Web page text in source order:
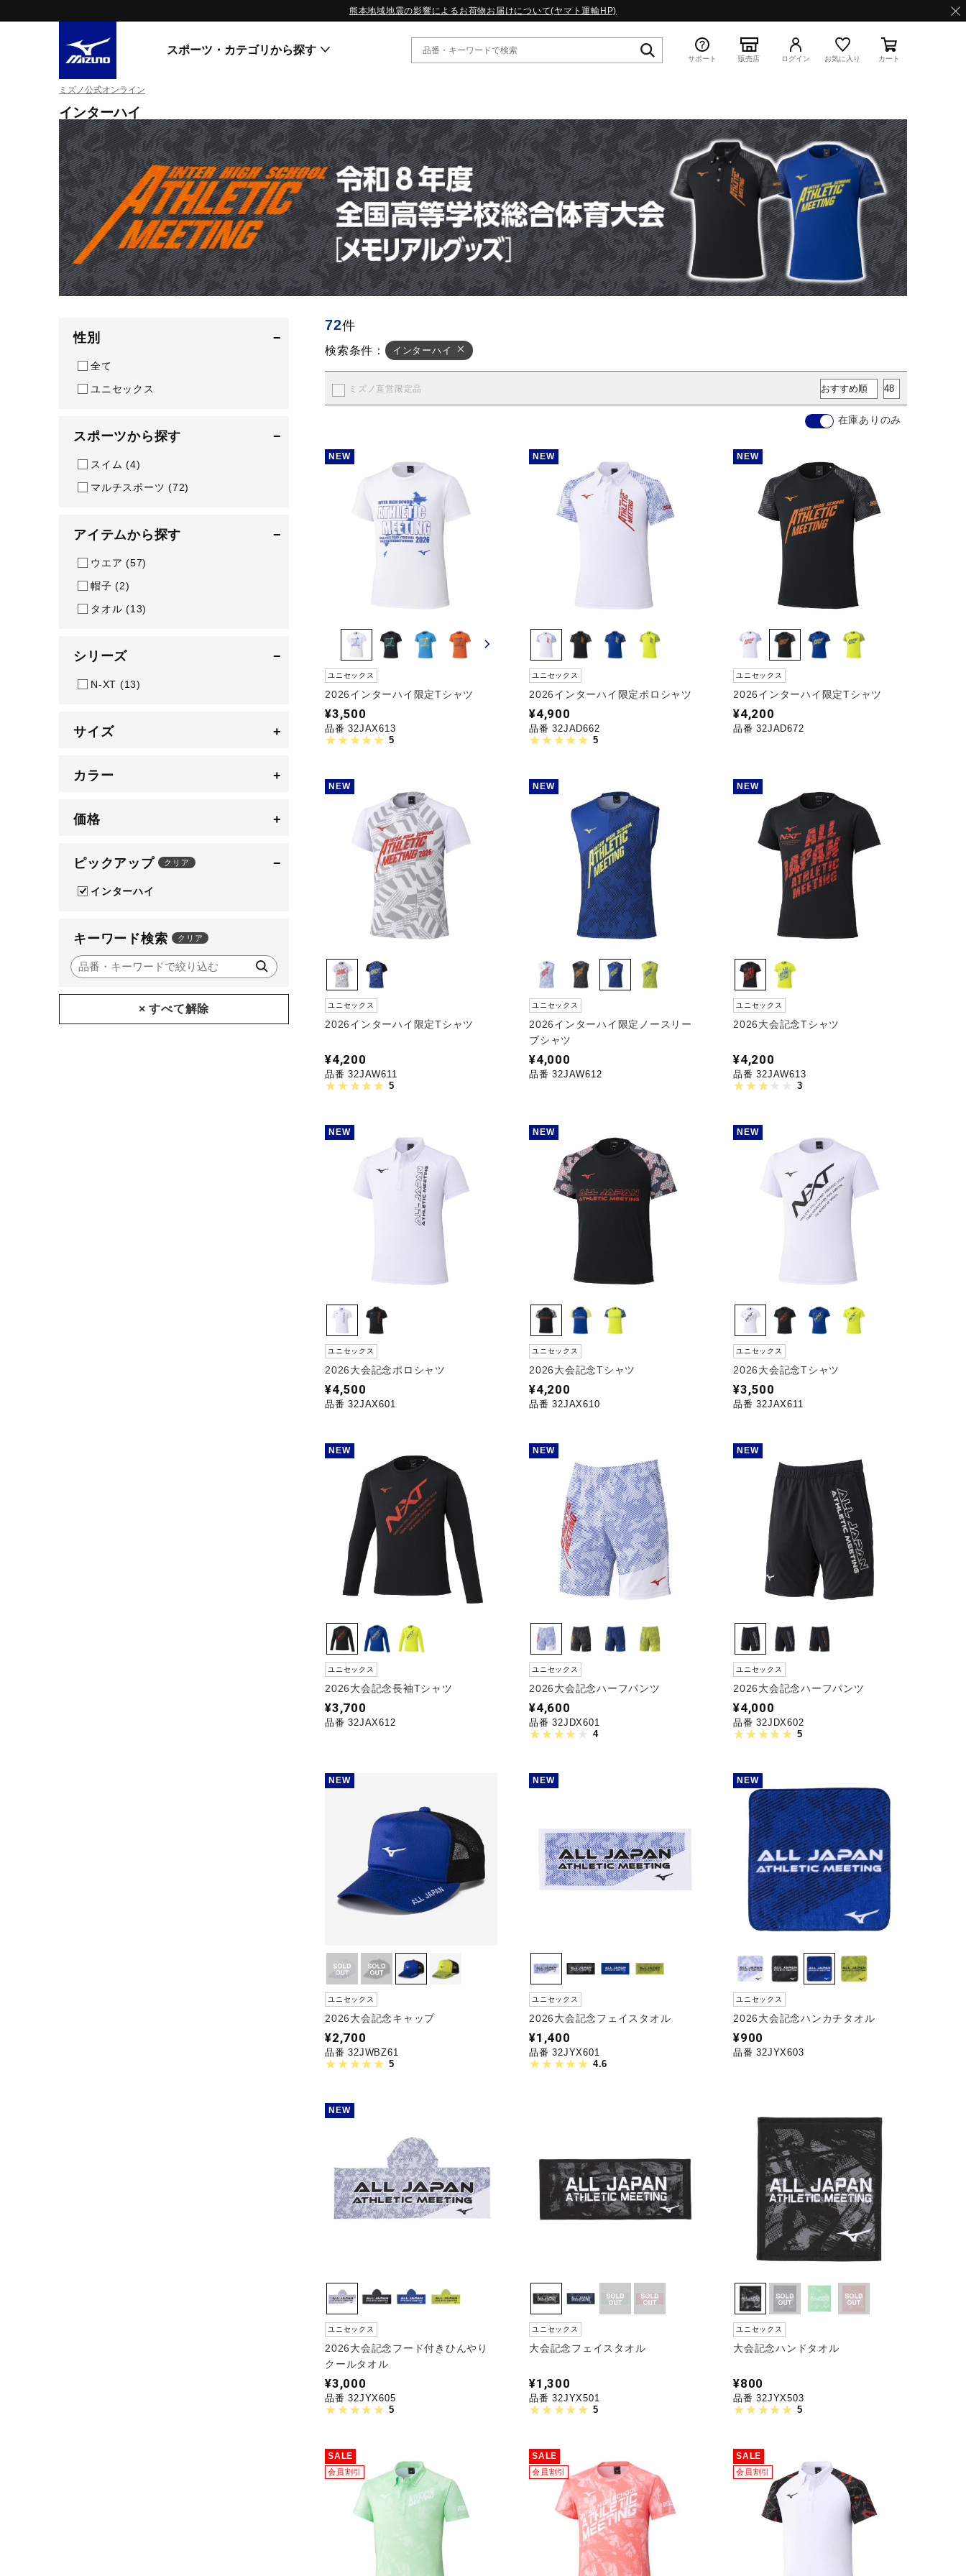
熊本地域地震の影響によるお荷物お届けについて(ヤマト運輸HP)
スポーツ・カテゴリから探す
スニーカー
ライフスタイルウエア
ランニング
サッカー／フットサル
トレーニング
野球
ゴルフ
スイム
テニス／ソフトテニス
バドミントン
陸上競技
ソフトボール
柔道
ウィンタースポーツ
アウトドア／レイン
ジュニア／キッズ
コラボ／ライセンス
すべてのシリーズ
WAVE PROPHECY
MORELIA LS
WAVE RIDER
MXR
ゴアテックス
コラボレーション
その他シリーズ
WP13.2｜特集
MORELIA LS｜特集
W.PROPHECY1｜特集
WP MAGIC MITA｜特集
WP STRAP｜特集
スペシャルカラーパック｜特集
WP STRAP 2｜特集
マーガレット・ハウエル｜特集
KICKS & ECHO｜特集
特集
WAVE PROPHECY 13.2
サポート 販売店 ログイン お気に入り カート
ミズノ公式オンライン
インターハイ
性別 −
全て
ユニセックス
スポーツから探す −
スイム (4)
マルチスポーツ (72)
アイテムから探す −
ウエア (57)
帽子 (2)
タオル (13)
シリーズ −
N-XT (13)
サイズ +
カラー +
価格 +
ピックアップ クリア −
インターハイ
キーワード検索 クリア
× すべて解除
72件
検索条件： インターハイ
ミズノ直営限定品
在庫ありのみ
NEW
ユニセックス
2026インターハイ限定Tシャツ
¥3,500
品番 32JAX613
5
NEW
ユニセックス
2026インターハイ限定ポロシャツ
¥4,900
品番 32JAD662
5
NEW
ユニセックス
2026インターハイ限定Tシャツ
¥4,200
品番 32JAD672
NEW
ユニセックス
2026インターハイ限定Tシャツ
¥4,200
品番 32JAW611
5
NEW
ユニセックス
2026インターハイ限定ノースリー
ブシャツ
¥4,000
品番 32JAW612
NEW
ユニセックス
2026大会記念Tシャツ
¥4,200
品番 32JAW613
3
NEW
ユニセックス
2026大会記念ポロシャツ
¥4,500
品番 32JAX601
NEW
ユニセックス
2026大会記念Tシャツ
¥4,200
品番 32JAX610
NEW
ユニセックス
2026大会記念Tシャツ
¥3,500
品番 32JAX611
NEW
ユニセックス
2026大会記念長袖Tシャツ
¥3,700
品番 32JAX612
NEW
ユニセックス
2026大会記念ハーフパンツ
¥4,600
品番 32JDX601
4
NEW
ユニセックス
2026大会記念ハーフパンツ
¥4,000
品番 32JDX602
5
NEW
ユニセックス
2026大会記念キャップ
¥2,700
品番 32JWBZ61
5
NEW
ユニセックス
2026大会記念フェイスタオル
¥1,400
品番 32JYX601
4.6
NEW
ユニセックス
2026大会記念ハンカチタオル
¥900
品番 32JYX603
NEW
ユニセックス
2026大会記念フード付きひんやり
クールタオル
¥3,000
品番 32JYX605
5
ユニセックス
大会記念フェイスタオル
¥1,300
品番 32JYX501
5
ユニセックス
大会記念ハンドタオル
¥800
品番 32JYX503
5
SALE
会員割引
SALE
会員割引
SALE
会員割引